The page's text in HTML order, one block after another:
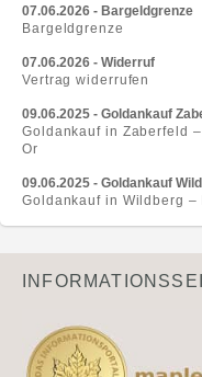
07.06.2026 - Bargeldgrenze
Bargeldgrenze
07.06.2026 - Widerruf
Vertrag widerrufen
09.06.2025 - Goldankauf
Goldankauf in Zaberfeld
Or
09.06.2025 - Goldankauf
Goldankauf in Wildberg